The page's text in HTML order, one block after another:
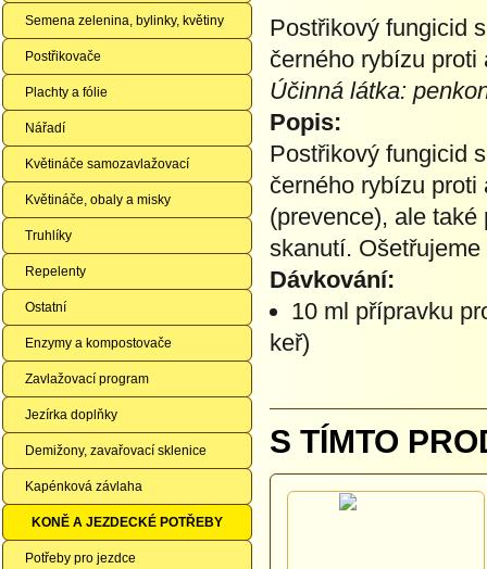
Semena zelenina, bylinky, květiny
Postřikovače
Plachty a fólie
Nářadí
Květináče samozavlažovací
Květináče, obaly a misky
Truhlíky
Repelenty
Ostatní
Enzymy a kompostovače
Zavlažovací program
Jezírka doplňky
Demižony, zavařovací sklenice
Kapénková závlaha
KONĚ A JEZDECKÉ POTŘEBY
Potřeby pro jezdce
Postřikový fungicid
černého rybízu
Účinná látka:
Popis:
Postřikový fungicid
černého rybízu
(prevence), ale
skanutí.
Dávkování:
10 ml přípravku
keř)
S TÍMTO